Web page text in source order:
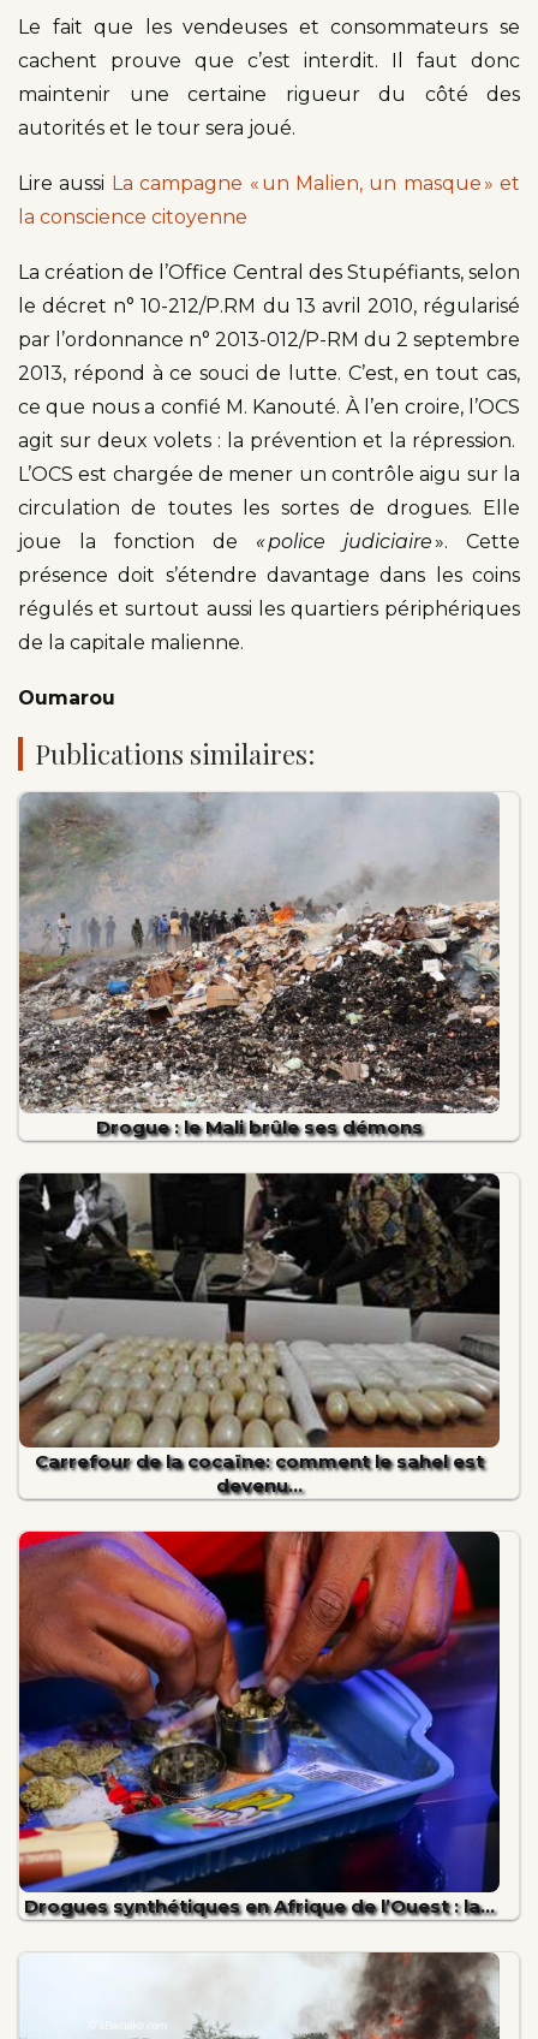
Le fait que les vendeuses et consommateurs se
cachent prouve que c’est interdit. Il faut donc
maintenir une certaine rigueur du côté des
autorités et le tour sera joué.
Lire aussi La campagne « un Malien, un masque » et
la conscience citoyenne
La création de l’Office Central des Stupéfiants, selon
le décret n° 10-212/P.RM du 13 avril 2010, régularisé
par l’ordonnance n° 2013-012/P-RM du 2 septembre
2013, répond à ce souci de lutte. C’est, en tout cas,
ce que nous a confié M. Kanouté. À l’en croire, l’OCS
agit sur deux volets : la prévention et la répression.
L’OCS est chargée de mener un contrôle aigu sur la
circulation de toutes les sortes de drogues. Elle
joue la fonction de « police judiciaire». Cette
présence doit s’étendre davantage dans les coins
régulés et surtout aussi les quartiers périphériques
de la capitale malienne.
Oumarou
Publications similaires:
Drogue : le Mali brûle ses démons
Carrefour de la cocaïne: comment le sahel est
devenu…
Drogues synthétiques en Afrique de l’Ouest : la…